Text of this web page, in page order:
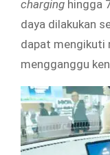
charging hingga
daya dilakukan
dapat mengikuti
mengganggu